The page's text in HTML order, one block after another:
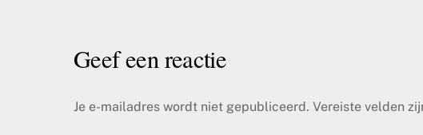
Geef een reactie
Je e-mailadres wordt niet gepubliceerd. Vereiste velden